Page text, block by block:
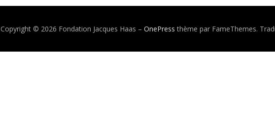
Copyright © 2026 Fondation Jacques Haas – OnePress thème par FameThemes.